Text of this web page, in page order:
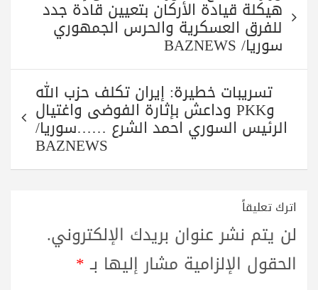
هيكلة قيادة الأركان بتعيين قادة جدد
للفرق العسكرية والحرس الجمهوري
سوريا/ BAZNEWS
تسريبات خطيرة: إيران تكلف حزب الله
وPKK وداعش بإثارة الفوضى واغتيال
الرئيس السوري احمد الشرع ……سوريا/
BAZNEWS
اترك تعليقاً
لن يتم نشر عنوان بريدك الإلكتروني.
الحقول الإلزامية مشار إليها بـ*